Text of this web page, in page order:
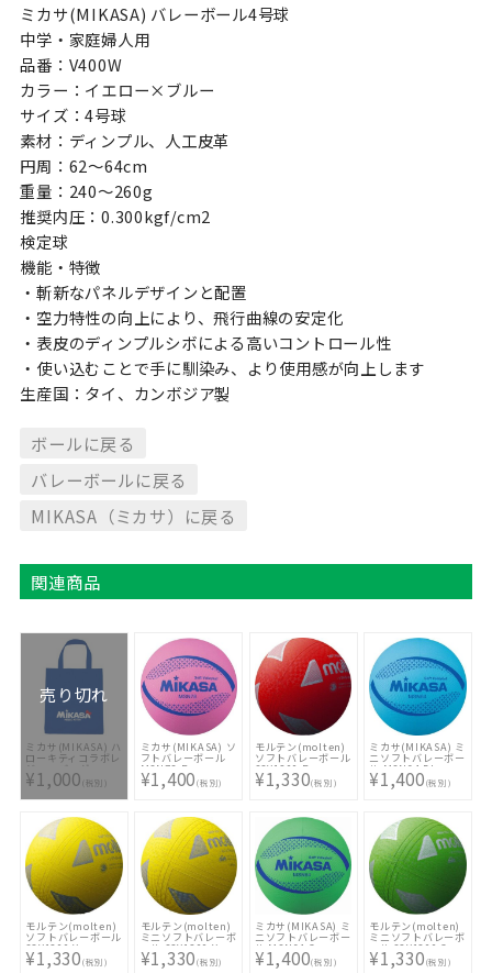
ミカサ(MIKASA) バレーボール4号球
中学・家庭婦人用
品番：V400W
カラー：イエロー×ブルー
サイズ：4号球
素材：ディンプル、人工皮革
円周：62〜64cm
重量：240〜260g
推奨内圧：0.300kgf/cm2
検定球
機能・特徴
・斬新なパネルデザインと配置
・空力特性の向上により、飛行曲線の安定化
・表皮のディンプルシボによる高いコントロール性
・使い込むことで手に馴染み、より使用感が向上します
生産国：タイ、カンボジア製
ボールに戻る
バレーボールに戻る
MIKASA（ミカサ）に戻る
関連商品
売り切れ
ミカサ(MIKASA) ハ
ローキティコラボレ
ジャーバッグ
BA21-KT2-BL
¥1,000(税別)
ミカサ(MIKASA) ソ
フトバレーボール
MSN78-P
¥1,400(税別)
モルテン(molten)
ソフトバレーボール
S3Y1200 R
¥1,330(税別)
ミカサ(MIKASA) ミ
ニソフトバレーボー
ル MSN64 BL
¥1,400(税別)
モルテン(molten)
ソフトバレーボール
S3Y1200 Y
¥1,330(税別)
モルテン(molten)
ミニソフトバレーボ
ール S2Y1200 Y
¥1,330(税別)
ミカサ(MIKASA) ミ
ニソフトバレーボー
ル MSN64 G
¥1,400(税別)
モルテン(molten)
ミニソフトバレーボ
ール S2Y1200 G
¥1,330(税別)